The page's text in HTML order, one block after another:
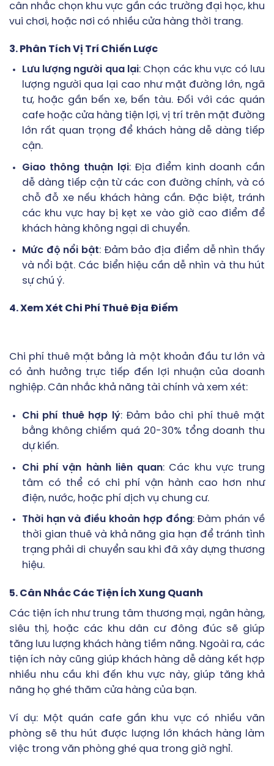
cân nhắc chọn khu vực gần các trường đại học, khu
vui chơi, hoặc nơi có nhiều cửa hàng thời trang.
3. Phân Tích Vị Trí Chiến Lược
Lưu lượng người qua lại: Chọn các khu vực có lưu
lượng người qua lại cao như mặt đường lớn, ngã
tư, hoặc gần bến xe, bến tàu. Đối với các quán
cafe hoặc cửa hàng tiện lợi, vị trí trên mặt đường
lớn rất quan trọng để khách hàng dễ dàng tiếp
cận.
Giao thông thuận lợi: Địa điểm kinh doanh cần
dễ dàng tiếp cận từ các con đường chính, và có
chỗ đỗ xe nếu khách hàng cần. Đặc biệt, tránh
các khu vực hay bị kẹt xe vào giờ cao điểm để
khách hàng không ngại di chuyển.
Mức độ nổi bật: Đảm bảo địa điểm dễ nhìn thấy
và nổi bật. Các biển hiệu cần dễ nhìn và thu hút
sự chú ý.
4. Xem Xét Chi Phí Thuê Địa Điểm
Chi phí thuê mặt bằng là một khoản đầu tư lớn và
có ảnh hưởng trực tiếp đến lợi nhuận của doanh
nghiệp. Cân nhắc khả năng tài chính và xem xét:
Chi phí thuê hợp lý: Đảm bảo chi phí thuê mặt
bằng không chiếm quá 20-30% tổng doanh thu
dự kiến.
Chi phí vận hành liên quan: Các khu vực trung
tâm có thể có chi phí vận hành cao hơn như
điện, nước, hoặc phí dịch vụ chung cư.
Thời hạn và điều khoản hợp đồng: Đàm phán về
thời gian thuê và khả năng gia hạn để tránh tình
trạng phải di chuyển sau khi đã xây dựng thương
hiệu.
5. Cân Nhắc Các Tiện Ích Xung Quanh
Các tiện ích như trung tâm thương mại, ngân hàng,
siêu thị, hoặc các khu dân cư đông đúc sẽ giúp
tăng lưu lượng khách hàng tiềm năng. Ngoài ra, các
tiện ích này cũng giúp khách hàng dễ dàng kết hợp
nhiều nhu cầu khi đến khu vực này, giúp tăng khả
năng họ ghé thăm cửa hàng của bạn.
Ví dụ: Một quán cafe gần khu vực có nhiều văn
phòng sẽ thu hút được lượng lớn khách hàng làm
việc trong văn phòng ghé qua trong giờ nghỉ.